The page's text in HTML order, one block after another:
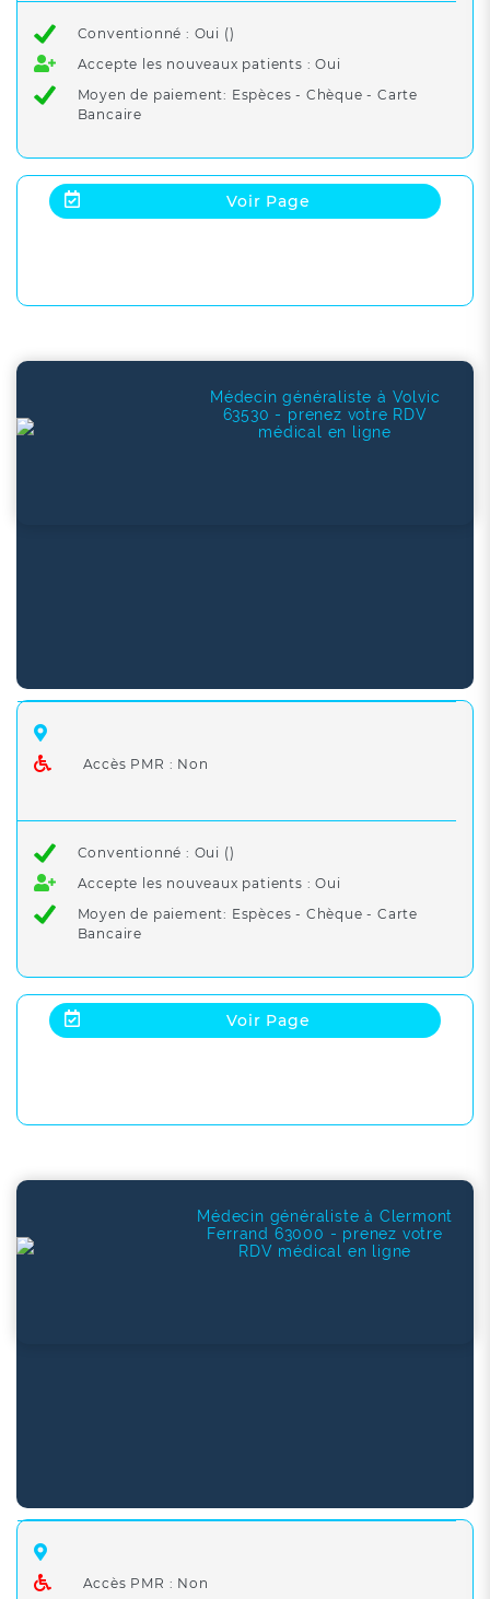
Conventionné : Oui ()
Accepte les nouveaux patients : Oui
Moyen de paiement: Espèces - Chèque - Carte
Bancaire
Voir Page
Médecin généraliste à Volvic
63530 - prenez votre RDV
médical en ligne
Accès PMR : Non
Conventionné : Oui ()
Accepte les nouveaux patients : Oui
Moyen de paiement: Espèces - Chèque - Carte
Bancaire
Voir Page
Médecin généraliste à Clermont
Ferrand 63000 - prenez votre
RDV médical en ligne
Accès PMR : Non